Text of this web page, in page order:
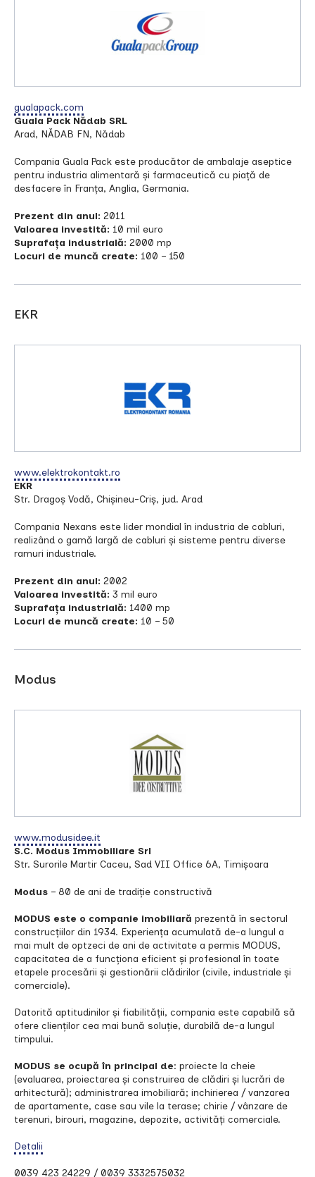
gualapack.com
Guala Pack Nădab SRL
Arad, NĂDAB FN, Nădab
Compania Guala Pack este producător de ambalaje aseptice
pentru industria alimentară şi farmaceutică cu piaţă de
desfacere în Franţa, Anglia, Germania.
Prezent din anul: 2011
Valoarea investită: 10 mil euro
Suprafața industrială: 2000 mp
Locuri de muncă create: 100 – 150
EKR
www.elektrokontakt.ro
EKR
Str. Dragoș Vodă, Chișineu-Criș, jud. Arad
Compania Nexans este lider mondial în industria de cabluri,
realizând o gamă largă de cabluri și sisteme pentru diverse
ramuri industriale.
Prezent din anul: 2002
Valoarea investită: 3 mil euro
Suprafața industrială: 1400 mp
Locuri de muncă create: 10 – 50
Modus
www.modusidee.it
S.C. Modus Immobiliare Srl
Str. Surorile Martir Caceu, Sad VII Office 6A, Timișoara
Modus – 80 de ani de tradiție constructivă
MODUS este o companie imobiliară prezentă în sectorul
construcțiilor din 1934. Experiența acumulată de-a lungul a
mai mult de optzeci de ani de activitate a permis MODUS,
capacitatea de a funcționa eficient și profesional în toate
etapele procesării și gestionării clădirilor (civile, industriale și
comerciale).
Datorită aptitudinilor și fiabilității, compania este capabilă să
ofere clienților cea mai bună soluție, durabilă de-a lungul
timpului.
MODUS se ocupă în principal de: proiecte la cheie
(evaluarea, proiectarea și construirea de clădiri și lucrări de
arhitectură); administrarea imobiliară; inchirierea / vanzarea
de apartamente, case sau vile la terase; chirie / vânzare de
terenuri, birouri, magazine, depozite, activități comerciale.
Detalii
0039 423 24229 / 0039 3332575032